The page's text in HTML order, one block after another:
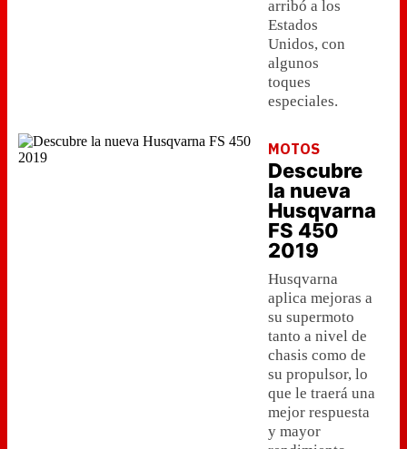
arribó a los
Estados
Unidos, con
algunos
toques
especiales.
MOTOS
Descubre
la nueva
Husqvarna
FS 450
2019
Husqvarna
aplica mejoras a
su supermoto
tanto a nivel de
chasis como de
su propulsor, lo
que le traerá una
mejor respuesta
y mayor